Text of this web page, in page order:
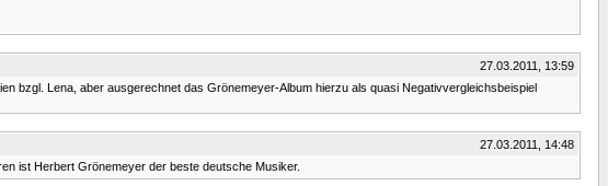
27.03.2011, 13:59
bzgl. Lena, aber ausgerechnet das Grönemeyer-Album hierzu als quasi Negativvergleichsbeispiel
27.03.2011, 14:48
ist Herbert Grönemeyer der beste deutsche Musiker.